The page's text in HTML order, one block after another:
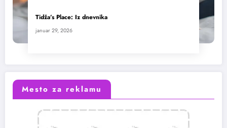
Tidža’s Place: Iz dnevnika
januar 29, 2026
Mesto za reklamu